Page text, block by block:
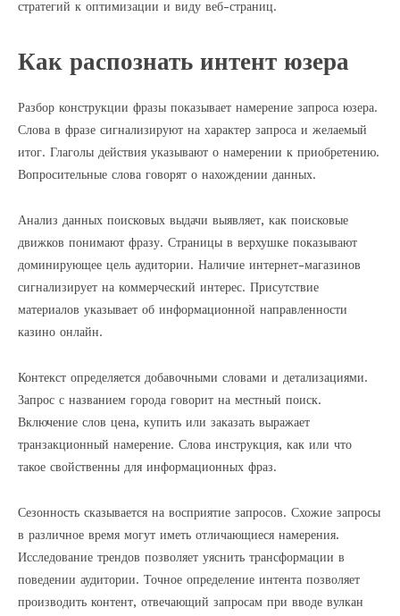
стратегий к оптимизации и виду веб-страниц.
Как распознать интент юзера
Разбор конструкции фразы показывает намерение запроса юзера.
Слова в фразе сигнализируют на характер запроса и желаемый
итог. Глаголы действия указывают о намерении к приобретению.
Вопросительные слова говорят о нахождении данных.
Анализ данных поисковых выдачи выявляет, как поисковые
движков понимают фразу. Страницы в верхушке показывают
доминирующее цель аудитории. Наличие интернет-магазинов
сигнализирует на коммерческий интерес. Присутствие
материалов указывает об информационной направленности
казино онлайн.
Контекст определяется добавочными словами и детализациями.
Запрос с названием города говорит на местный поиск.
Включение слов цена, купить или заказать выражает
транзакционный намерение. Слова инструкция, как или что
такое свойственны для информационных фраз.
Сезонность сказывается на восприятие запросов. Схожие запросы
в различное время могут иметь отличающиеся намерения.
Исследование трендов позволяет уяснить трансформации в
поведении аудитории. Точное определение интента позволяет
производить контент, отвечающий запросам при вводе вулкан